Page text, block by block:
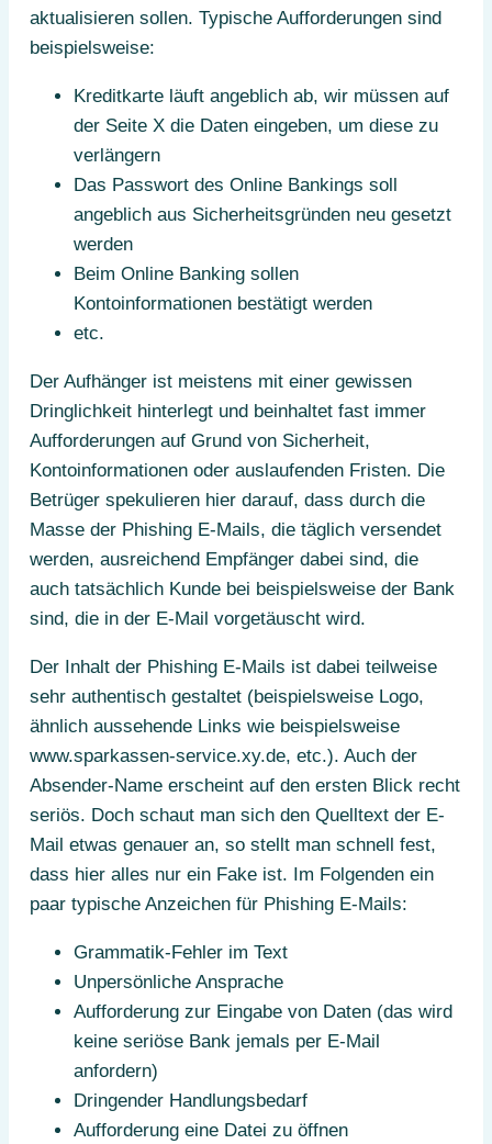
aktualisieren sollen. Typische Aufforderungen sind
beispielsweise:
Kreditkarte läuft angeblich ab, wir müssen auf
der Seite X die Daten eingeben, um diese zu
verlängern
Das Passwort des Online Bankings soll
angeblich aus Sicherheitsgründen neu gesetzt
werden
Beim Online Banking sollen
Kontoinformationen bestätigt werden
etc.
Der Aufhänger ist meistens mit einer gewissen
Dringlichkeit hinterlegt und beinhaltet fast immer
Aufforderungen auf Grund von Sicherheit,
Kontoinformationen oder auslaufenden Fristen. Die
Betrüger spekulieren hier darauf, dass durch die
Masse der Phishing E-Mails, die täglich versendet
werden, ausreichend Empfänger dabei sind, die
auch tatsächlich Kunde bei beispielsweise der Bank
sind, die in der E-Mail vorgetäuscht wird.
Der Inhalt der Phishing E-Mails ist dabei teilweise
sehr authentisch gestaltet (beispielsweise Logo,
ähnlich aussehende Links wie beispielsweise
www.sparkassen-service.xy.de, etc.). Auch der
Absender-Name erscheint auf den ersten Blick recht
seriös. Doch schaut man sich den Quelltext der E-
Mail etwas genauer an, so stellt man schnell fest,
dass hier alles nur ein Fake ist. Im Folgenden ein
paar typische Anzeichen für Phishing E-Mails:
Grammatik-Fehler im Text
Unpersönliche Ansprache
Aufforderung zur Eingabe von Daten (das wird
keine seriöse Bank jemals per E-Mail
anfordern)
Dringender Handlungsbedarf
Aufforderung eine Datei zu öffnen